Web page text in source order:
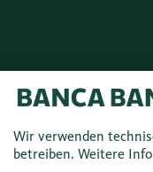
Deutsch (DE)
Wir verwenden
betreiben. Weitere